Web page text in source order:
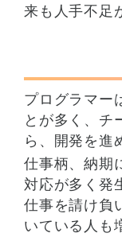
来も人手不足
プログラマー
とが多く、チ
ら、開発を進
仕事柄、納期
対応が多く発
仕事を請け負
いている人も